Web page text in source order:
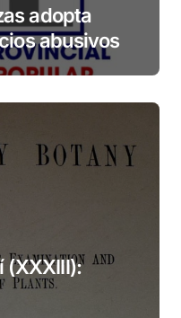
adopta
abusivos
(XXXIII):